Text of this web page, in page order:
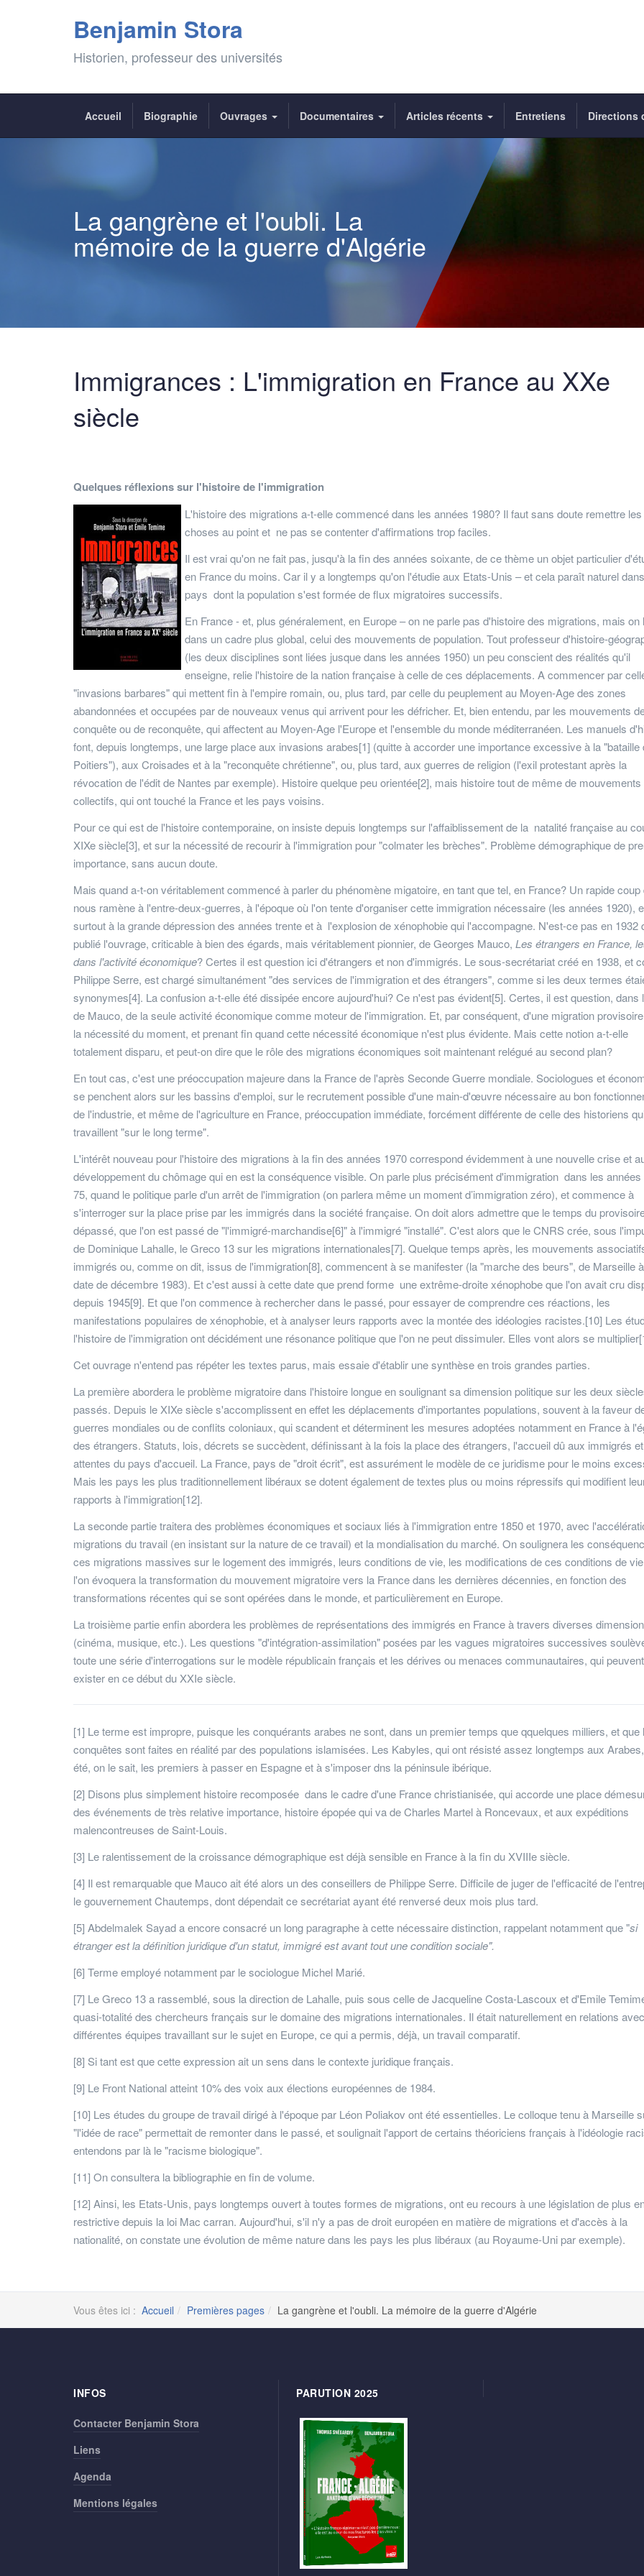
Benjamin Stora
Historien, professeur des universités
Accueil Biographie Ouvrages Documentaires Articles récents Entretiens Directions
La gangrène et l'oubli. La
mémoire de la guerre d'Algérie
Immigrances : L'immigration en France au XXe
siècle
Quelques réflexions sur l'histoire de l'immigration
L'histoire des migrations a-t-elle commencé dans les années 1980? Il faut sans doute remettre les
choses au point et ne pas se contenter d'affirmations trop faciles.
Il est vrai qu'on ne fait pas, jusqu'à la fin des années soixante, de ce thème un objet particulier
en France du moins. Car il y a longtemps qu'on l'étudie aux Etats-Unis – et cela paraît naturel
pays dont la population s'est formée de flux migratoires successifs.
En France - et, plus généralement, en Europe – on ne parle pas d'histoire des migrations, mais on
dans un cadre plus global, celui des mouvements de population. Tout professeur d'histoire-
(les deux disciplines sont liées jusque dans les années 1950) un peu conscient des réalités qu'il
enseigne, relie l'histoire de la nation française à celle de ces déplacements. A commencer par
"invasions barbares" qui mettent fin à l'empire romain, ou, plus tard, par celle du peuplement au Moyen-Age des zones
abandonnées et occupées par de nouveaux venus qui arrivent pour les défricher. Et, bien entendu, par les mouvements
conquête ou de reconquête, qui affectent au Moyen-Age l'Europe et l'ensemble du monde méditerranéen. Les manuels
font, depuis longtemps, une large place aux invasions arabes[1] (quitte à accorder une importance excessive à la "bataille
Poitiers"), aux Croisades et à la "reconquête chrétienne", ou, plus tard, aux guerres de religion (l'exil protestant après la
révocation de l'édit de Nantes par exemple). Histoire quelque peu orientée[2], mais histoire tout de même de mouvements
collectifs, qui ont touché la France et les pays voisins.
Pour ce qui est de l'histoire contemporaine, on insiste depuis longtemps sur l'affaiblissement de la natalité française au
XIXe siècle[3], et sur la nécessité de recourir à l'immigration pour "colmater les brèches". Problème démographique de
importance, sans aucun doute.
Mais quand a-t-on véritablement commencé à parler du phénomène migatoire, en tant que tel, en France? Un rapide
nous ramène à l'entre-deux-guerres, à l'époque où l'on tente d'organiser cette immigration nécessaire (les années 1920),
surtout à la grande dépression des années trente et à l'explosion de xénophobie qui l'accompagne. N'est-ce pas en 1932
publié l'ouvrage, criticable à bien des égards, mais véritablement pionnier, de Georges Mauco, Les étrangers en France,
dans l'activité économique?Certes il est question ici d'étrangers et non d'immigrés. Le sous-secrétariat créé en 1938, et
Philippe Serre, est chargé simultanément "des services de l'immigration et des étrangers", comme si les deux termes
synonymes[4]. La confusion a-t-elle été dissipée encore aujourd'hui? Ce n'est pas évident[5]. Certes, il est question, dans
de Mauco, de la seule activité économique comme moteur de l'immigration. Et, par conséquent, d'une migration
la nécessité du moment, et prenant fin quand cette nécessité économique n'est plus évidente. Mais cette notion a-t-elle
totalement disparu, et peut-on dire que le rôle des migrations économiques soit maintenant relégué au second plan?
En tout cas, c'est une préoccupation majeure dans la France de l'après Seconde Guerre mondiale. Sociologues et
se penchent alors sur les bassins d'emploi, sur le recrutement possible d'une main-d'œuvre nécessaire au bon
de l'industrie, et même de l'agriculture en France, préoccupation immédiate, forcément différente de celle des historiens
travaillent "sur le long terme".
L'intérêt nouveau pour l'histoire des migrations à la fin des années 1970 correspond évidemment à une nouvelle crise et
développement du chômage qui en est la conséquence visible. On parle plus précisément d'immigration dans les années
75, quand le politique parle d'un arrêt de l'immigration (on parlera même un moment d’immigration zéro), et commence à
s'interroger sur la place prise par les immigrés dans la société française. On doit alors admettre que le temps du
dépassé, que l'on est passé de "l'immigré-marchandise[6]" à l'immigré "installé". C'est alors que le CNRS crée, sous
de Dominique Lahalle, le Greco 13 sur les migrations internationales[7]. Quelque temps après, les mouvements
immigrés ou, comme on dit, issus de l'immigration[8], commencent à se manifester (la "marche des beurs", de Marseille
date de décembre 1983). Et c'est aussi à cette date que prend forme une extrême-droite xénophobe que l'on avait cru
depuis 1945[9]. Et que l'on commence à rechercher dans le passé, pour essayer de comprendre ces réactions, les
manifestations populaires de xénophobie, et à analyser leurs rapports avec la montée des idéologies racistes.[10] Les
l'histoire de l'immigration ont décidément une résonance politique que l'on ne peut dissimuler. Elles vont alors se
Cet ouvrage n'entend pas répéter les textes parus, mais essaie d'établir une synthèse en trois grandes parties.
La première abordera le problème migratoire dans l'histoire longue en soulignant sa dimension politique sur les deux
passés. Depuis le XIXe siècle s'accomplissent en effet les déplacements d'importantes populations, souvent à la faveur
guerres mondiales ou de conflits coloniaux, qui scandent et déterminent les mesures adoptées notamment en France à
des étrangers. Statuts, lois, décrets se succèdent, définissant à la fois la place des étrangers, l'accueil dû aux immigrés
attentes du pays d'accueil. La France, pays de "droit écrit", est assurément le modèle de ce juridisme pour le moins
Mais les pays les plus traditionnellement libéraux se dotent également de textes plus ou moins répressifs qui modifient
rapports à l'immigration[12].
La seconde partie traitera des problèmes économiques et sociaux liés à l'immigration entre 1850 et 1970, avec
migrations du travail (en insistant sur la nature de ce travail) et la mondialisation du marché. On soulignera les
ces migrations massives sur le logement des immigrés, leurs conditions de vie, les modifications de ces conditions de
l'on évoquera la transformation du mouvement migratoire vers la France dans les dernières décennies, en fonction des
transformations récentes qui se sont opérées dans le monde, et particulièrement en Europe.
La troisième partie enfin abordera les problèmes de représentations des immigrés en France à travers diverses
(cinéma, musique, etc.). Les questions "d'intégration-assimilation" posées par les vagues migratoires successives
toute une série d'interrogations sur le modèle républicain français et les dérives ou menaces communautaires, qui peuvent
exister en ce début du XXIe siècle.
[1] Le terme est impropre, puisque les conquérants arabes ne sont, dans un premier temps que qquelques milliers, et que
conquêtes sont faites en réalité par des populations islamisées. Les Kabyles, qui ont résisté assez longtemps aux
été, on le sait, les premiers à passer en Espagne et à s'imposer dns la péninsule ibérique.
[2] Disons plus simplement histoire recomposée dans le cadre d'une France christianisée, qui accorde une place
des événements de très relative importance, histoire épopée qui va de Charles Martel à Roncevaux, et aux expéditions
malencontreuses de Saint-Louis.
[3] Le ralentissement de la croissance démographique est déjà sensible en France à la fin du XVIIIe siècle.
[4] Il est remarquable que Mauco ait été alors un des conseillers de Philippe Serre. Difficile de juger de l'efficacité de
le gouvernement Chautemps, dont dépendait ce secrétariat ayant été renversé deux mois plus tard.
[5] Abdelmalek Sayad a encore consacré un long paragraphe à cette nécessaire distinction, rappelant notamment que "si
étranger est la définition juridique d'un statut, immigré est avant tout une condition sociale".
[6] Terme employé notamment par le sociologue Michel Marié.
[7] Le Greco 13 a rassemblé, sous la direction de Lahalle, puis sous celle de Jacqueline Costa-Lascoux et d'Emile
quasi-totalité des chercheurs français sur le domaine des migrations internationales. Il était naturellement en relations
différentes équipes travaillant sur le sujet en Europe, ce qui a permis, déjà, un travail comparatif.
[8] Si tant est que cette expression ait un sens dans le contexte juridique français.
[9] Le Front National atteint 10% des voix aux élections européennes de 1984.
[10] Les études du groupe de travail dirigé à l'époque par Léon Poliakov ont été essentielles. Le colloque tenu à Marseille
"l'idée de race" permettait de remonter dans le passé, et soulignait l'apport de certains théoriciens français à l'idéologie
entendons par là le "racisme biologique".
[11] On consultera la bibliographie en fin de volume.
[12] Ainsi, les Etats-Unis, pays longtemps ouvert à toutes formes de migrations, ont eu recours à une législation de plus
restrictive depuis la loi Mac carran. Aujourd'hui, s'il n'y a pas de droit européen en matière de migrations et d'accès à la
nationalité, on constate une évolution de même nature dans les pays les plus libéraux (au Royaume-Uni par exemple).
Vous êtes ici : Accueil Premières pages La gangrène et l'oubli. La mémoire de la guerre d'Algérie
INFOS
Contacter Benjamin Stora
Liens
Agenda
Mentions légales
PARUTION 2025